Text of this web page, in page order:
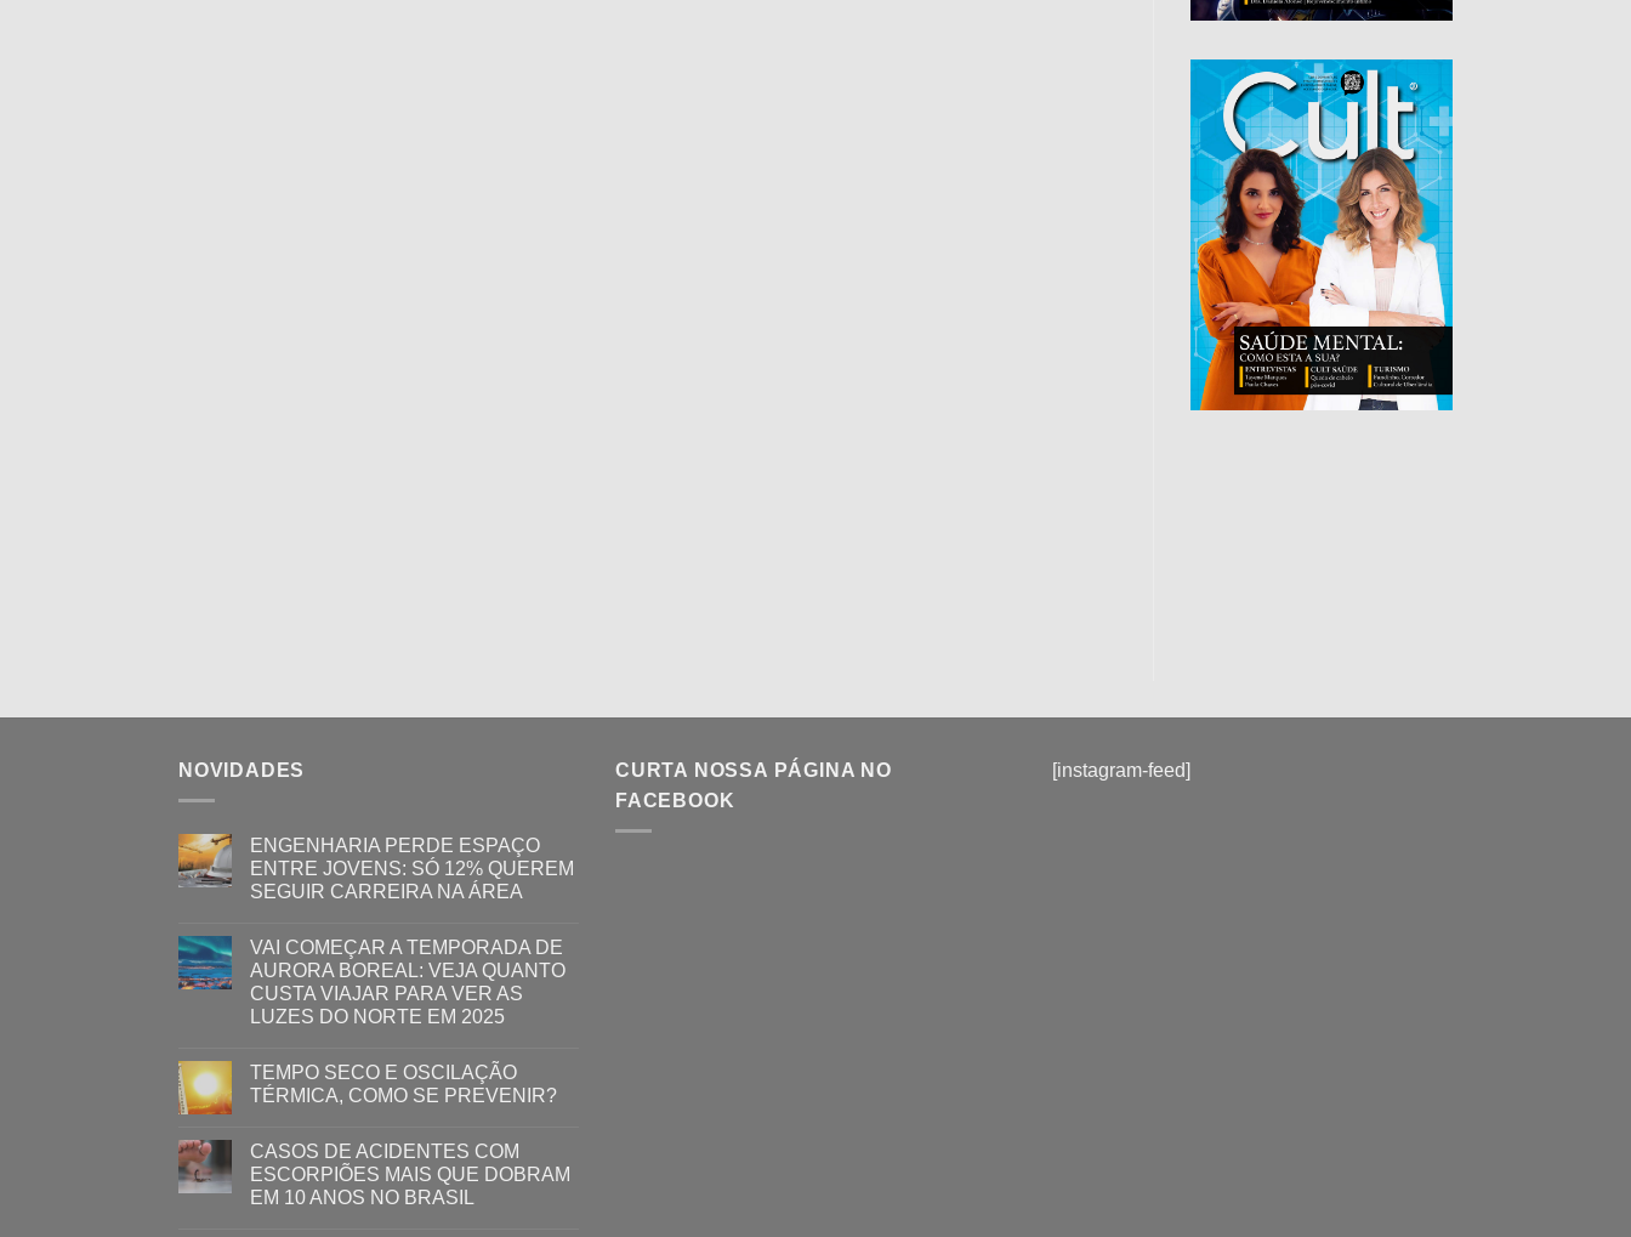
NOVIDADES
ENGENHARIA PERDE ESPAÇO
ENTRE JOVENS: SÓ 12% QUEREM
SEGUIR CARREIRA NA ÁREA
VAI COMEÇAR A TEMPORADA DE
AURORA BOREAL: VEJA QUANTO
CUSTA VIAJAR PARA VER AS
LUZES DO NORTE EM 2025
TEMPO SECO E OSCILAÇÃO
TÉRMICA, COMO SE PREVENIR?
CASOS DE ACIDENTES COM
ESCORPIÕES MAIS QUE DOBRAM
EM 10 ANOS NO BRASIL
CURTA NOSSA PÁGINA NO
FACEBOOK
[instagram-feed]